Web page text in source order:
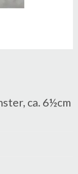
ca. 6½cm